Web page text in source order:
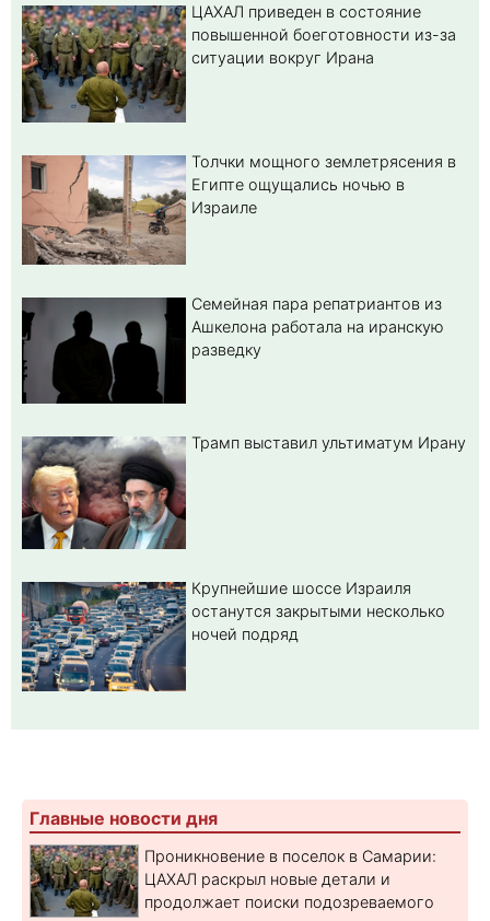
ЦАХАЛ приведен в состояние
повышенной боеготовности из-за
ситуации вокруг Ирана
Толчки мощного землетрясения в
Египте ощущались ночью в
Израиле
Семейная пара репатриантов из
Ашкелона работала на иранскую
разведку
Трамп выставил ультиматум Ирану
Крупнейшие шоссе Израиля
останутся закрытыми несколько
ночей подряд
Главные новости дня
Проникновение в поселок в Самарии:
ЦАХАЛ раскрыл новые детали и
продолжает поиски подозреваемого